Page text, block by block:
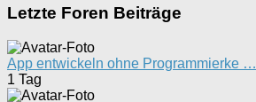
Letzte Foren Beiträge
App entwickeln ohne Programmierke …
1 Tag